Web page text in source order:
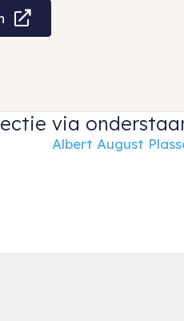
via
Albert August